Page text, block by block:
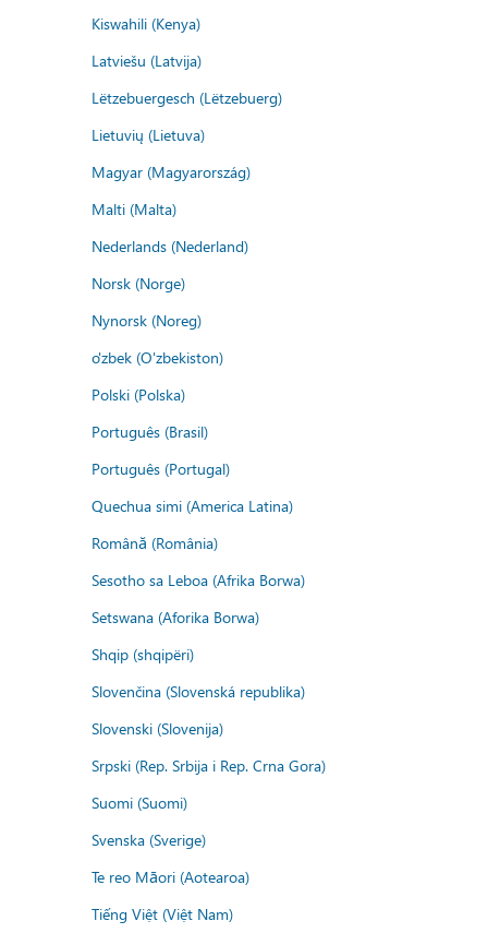
Kiswahili (Kenya)
Latviešu (Latvija)
Lëtzebuergesch (Lëtzebuerg)
Lietuvių (Lietuva)
Magyar (Magyarország)
Malti (Malta)
Nederlands (Nederland)
Norsk (Norge)
Nynorsk (Noreg)
o'zbek (O'zbekiston)
Polski (Polska)
Português (Brasil)
Português (Portugal)
Quechua simi (America Latina)
Română (România)
Sesotho sa Leboa (Afrika Borwa)
Setswana (Aforika Borwa)
Shqip (shqipëri)
Slovenčina (Slovenská republika)
Slovenski (Slovenija)
Srpski (Rep. Srbija i Rep. Crna Gora)
Suomi (Suomi)
Svenska (Sverige)
Te reo Māori (Aotearoa)
Tiếng Việt (Việt Nam)